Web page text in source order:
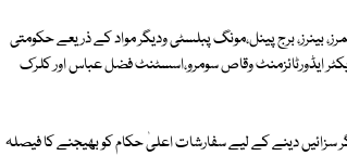
بینرز، برج پینل،مونگ پبلسٹی ودیگر مواد کے ذریعے حکومتی
ایڈورٹائزمنٹ وقاص سومرو،اسسٹنٹ فضل عباس اور کلرک
دینے کے لیے سفارشات اعلیٰ حکام کو بھیجنے کا فیصلہ